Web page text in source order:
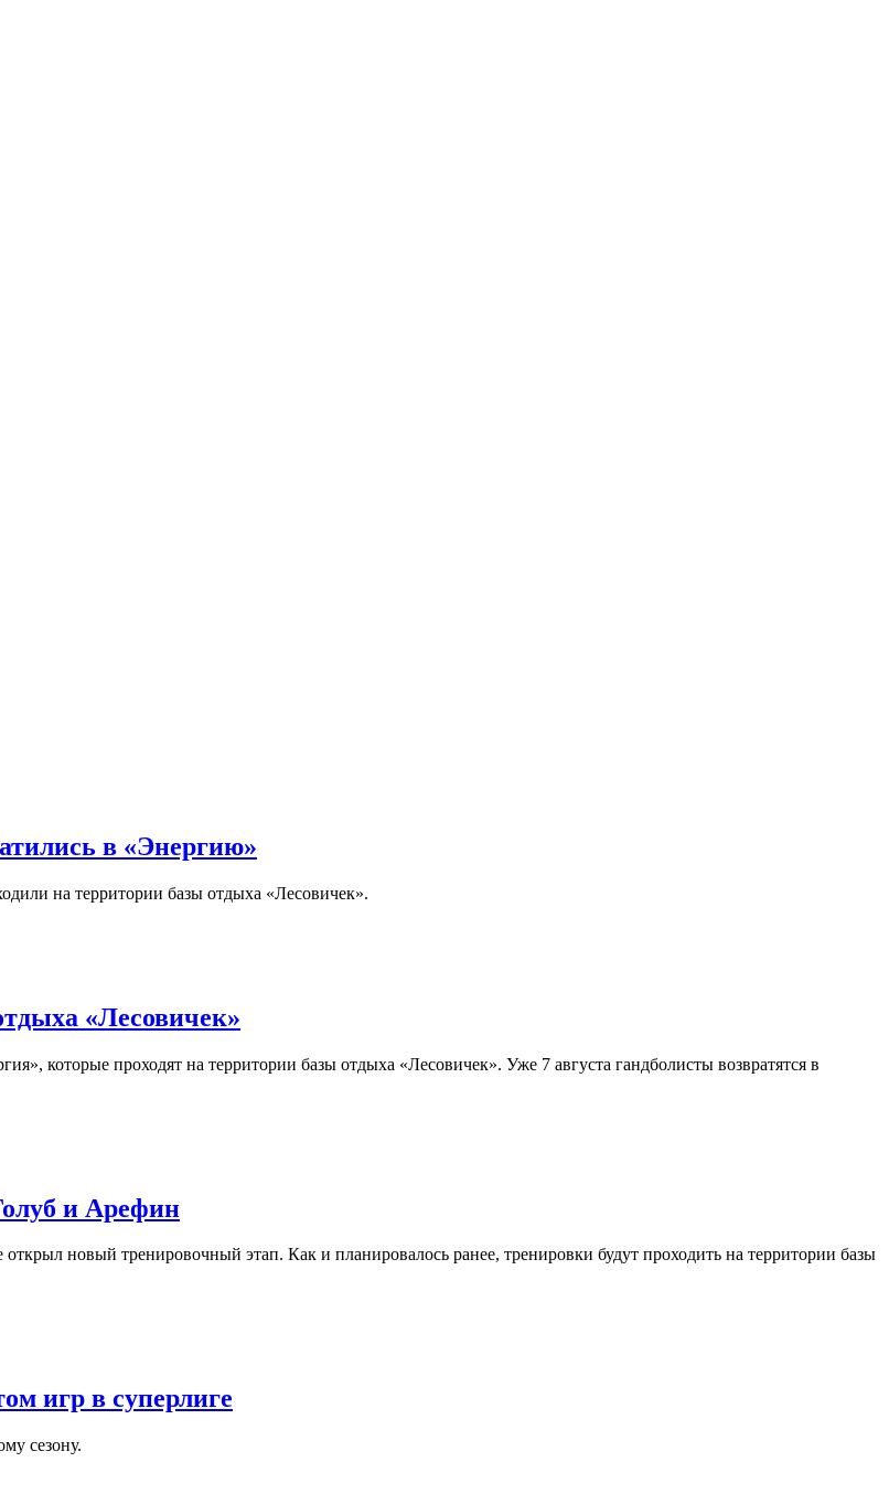
в «Энергию»
на территории базы отдыха «Лесовичек».
«Лесовичек»
которые проходят на территории базы отдыха «Лесовичек». Уже 7 августа гандболисты возвратятся в
и Арефин
новый тренировочный этап. Как и планировалось ранее, тренировки будут проходить на территории базы
игр в суперлиге
сезону.